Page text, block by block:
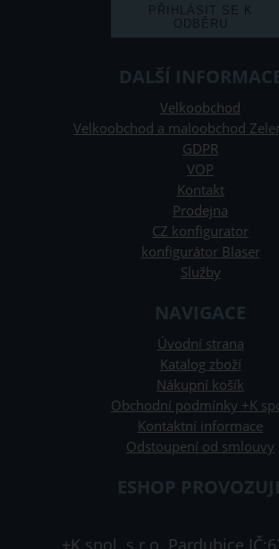
DALŠÍ
Velkoobchod
Velkoobchod a maloobchod
GDPR
VOP
Kontakt
Prodejna
CZ konfigurator
konfigurátor Blaser
Služby
NAVIGACE
Úvodní strana
Katalog zboží
Nákupní košík
Obchodní podmínky +K
Kontaktní informace
Odstoupení od smlouvy
ESHOP
+K spol. s.r.o. Pardubice